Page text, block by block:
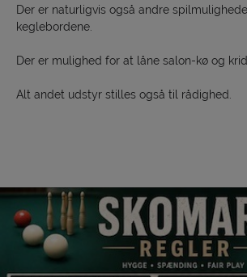
Der er naturligvis også andre
keglebordene.
Der er mulighed for at låne salon-kø og
Alt andet udstyr stilles også til rådighed.